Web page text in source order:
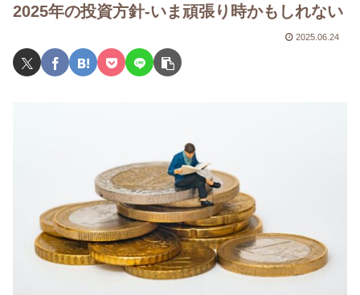
2025年の投資方針-いま頑張り時かもしれない
2025.06.24